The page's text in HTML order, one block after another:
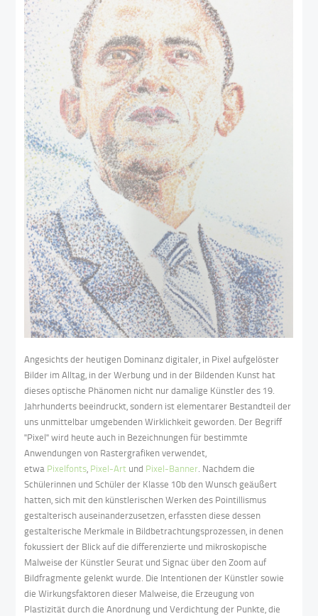
Angesichts der heutigen Dominanz digitaler, in Pixel aufgelöster
Bilder im Alltag, in der Werbung und in der Bildenden Kunst hat
dieses optische Phänomen nicht nur damalige Künstler des 19.
Jahrhunderts beeindruckt, sondern ist elementarer Bestandteil der
uns unmittelbar umgebenden Wirklichkeit geworden. Der Begriff
"Pixel" wird heute auch in Bezeichnungen für bestimmte
Anwendungen von Rastergrafiken verwendet,
etwa Pixelfonts Pixel-Art und Pixel-Banner . Nachdem die
Schülerinnen und Schüler der Klasse 10b den Wunsch geäußert
hatten, sich mit den künstlerischen Werken des Pointillismus
gestalterisch auseinanderzusetzen, erfassten diese dessen
gestalterische Merkmale in Bildbetrachtungsprozessen, in denen
fokussiert der Blick auf die differenzierte und mikroskopische
Malweise der Künstler Seurat und Signac über den Zoom auf
Bildfragmente gelenkt wurde. Die Intentionen der Künstler sowie
die Wirkungsfaktoren dieser Malweise, die Erzeugung von
Plastizität durch die Anordnung und Verdichtung der Punkte, die